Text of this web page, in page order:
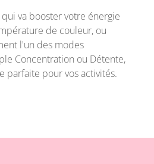
va booster votre énergie
de couleur, ou
l'un des modes
Concentration ou Détente,
parfaite pour vos activités.